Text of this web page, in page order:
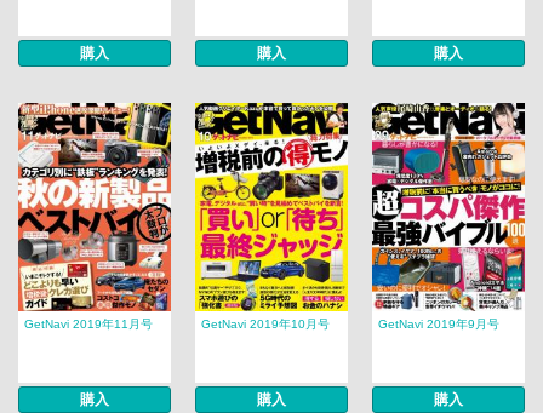
購入 購入 購入
GetNavi 2019年11月号
購入
GetNavi 2019年10月号
購入
GetNavi 2019年9月号
購入